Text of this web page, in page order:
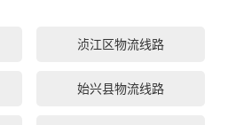
浈江区物流线路
始兴县物流线路